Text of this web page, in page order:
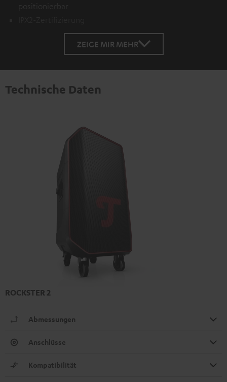
positionierbar
ZEIGE MIR MEHR
Technische Daten
ROCKSTER 2
Abmessungen
Anschlüsse
Kompatibilität